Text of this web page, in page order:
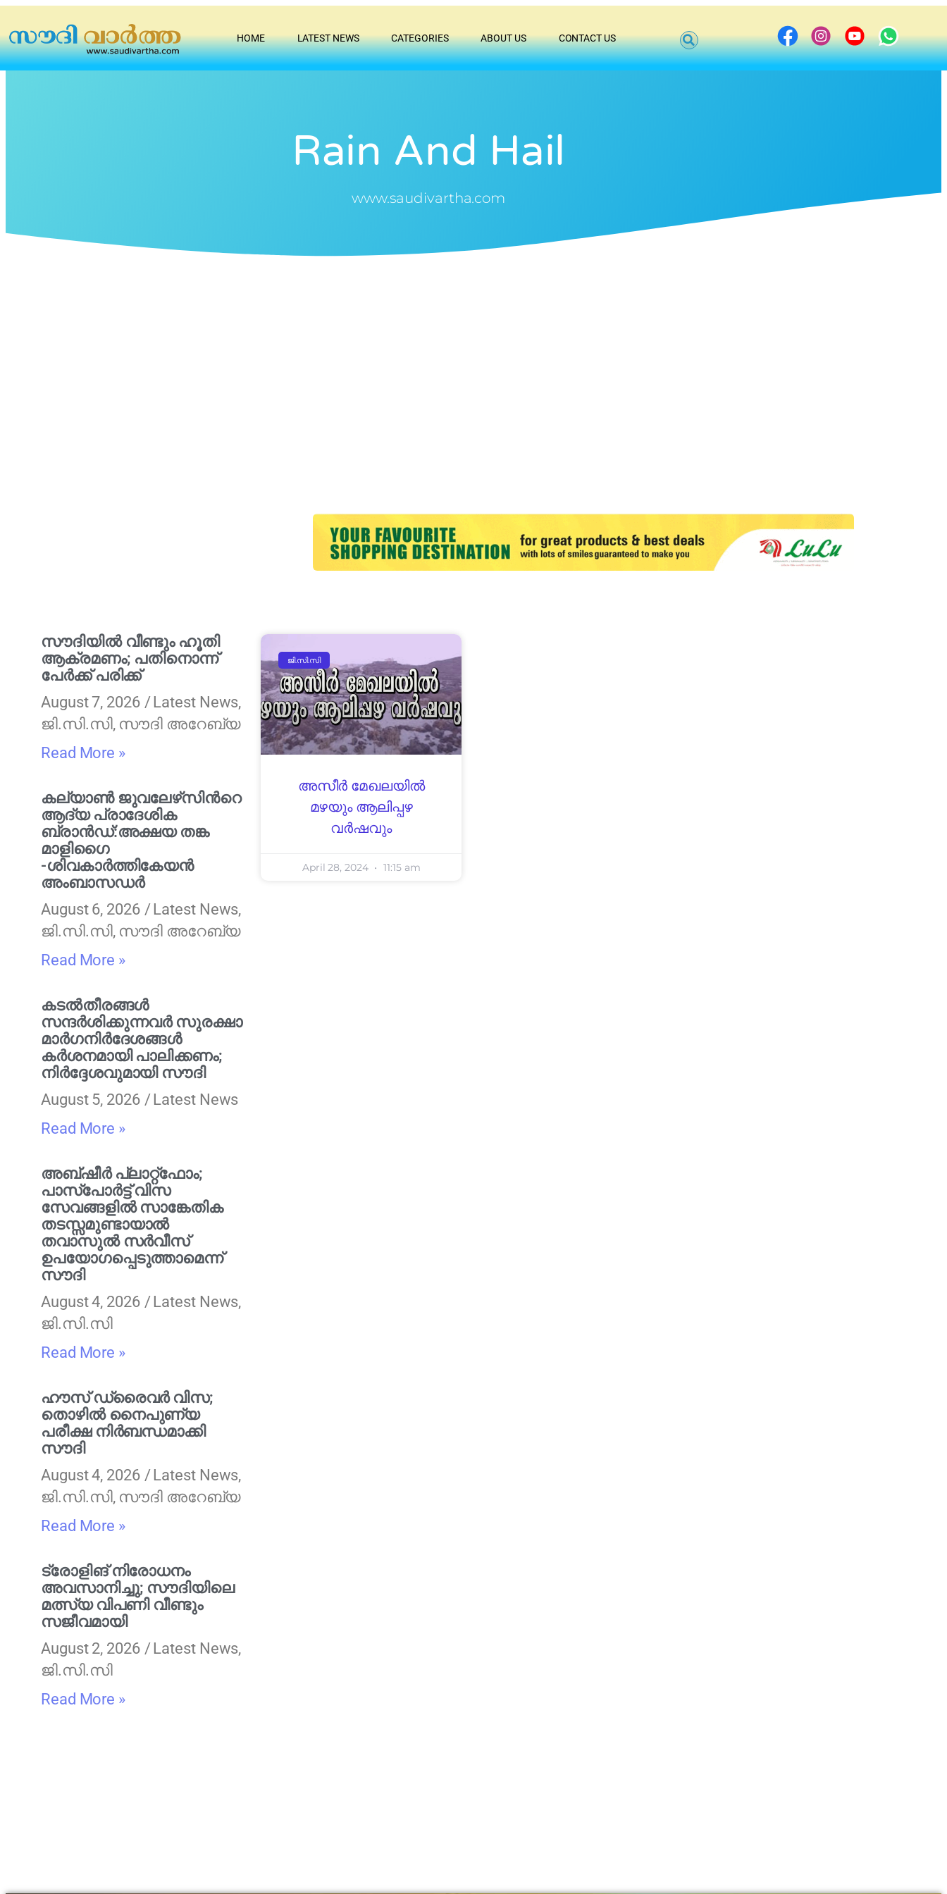
HOME LATEST NEWS CATEGORIES ABOUT US CONTACT US
Rain And Hail
www.saudivartha.com
സൗദിയിൽ വീണ്ടും ഹൂതി
ആക്രമണം; പതിനൊന്ന്
പേർക്ക് പരിക്ക്
August 7, 2026
Latest News,
ജി.സി.സി, സൗദി അറേബ്യ
Read More »
കല്യാണ്‍ ജുവലേഴ്‌സിന്‍റെ
ആദ്യ പ്രാദേശിക
ബ്രാന്‍ഡ്:അക്ഷയ തങ്ക
മാളിഗൈ
-ശിവകാര്‍ത്തികേയൻ
അംബാസഡര്‍
August 6, 2026
Latest News,
ജി.സി.സി, സൗദി അറേബ്യ
Read More »
കടൽതീരങ്ങൾ
സന്ദർശിക്കുന്നവർ സുരക്ഷാ
മാർഗനിർദേശങ്ങൾ
കർശനമായി പാലിക്കണം;
നിർദ്ദേശവുമായി സൗദി
August 5, 2026
Latest News
Read More »
അബ്ഷീർ പ്ലാറ്റ്‌ഫോം;
പാസ്‌പോർട്ട് വിസ
സേവങ്ങളിൽ സാങ്കേതിക
തടസ്സമുണ്ടായാൽ
തവാസുൽ സർവീസ്
ഉപയോഗപ്പെടുത്താമെന്ന്
സൗദി
August 4, 2026
Latest News,
ജി.സി.സി
Read More »
ഹൗസ് ഡ്രൈവർ വിസ;
തൊഴിൽ നൈപുണ്യ
പരീക്ഷ നിർബന്ധമാക്കി
സൗദി
August 4, 2026
Latest News,
ജി.സി.സി, സൗദി അറേബ്യ
Read More »
ട്രോളിങ് നിരോധനം
അവസാനിച്ചു; സൗദിയിലെ
മത്സ്യ വിപണി വീണ്ടും
സജീവമായി
August 2, 2026
Latest News,
ജി.സി.സി
Read More »
ജി.സി.സി
അസീർ മേഖലയിൽ
മഴയും ആലിപ്പഴ
വർഷവും
April 28, 2024 11:15 am